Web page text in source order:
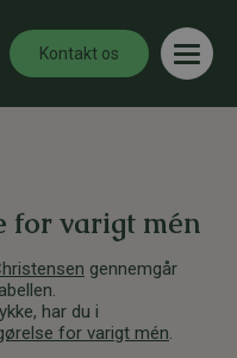
Kontakt os
for varigt mén
gennemgår
har du i
for varigt mén.